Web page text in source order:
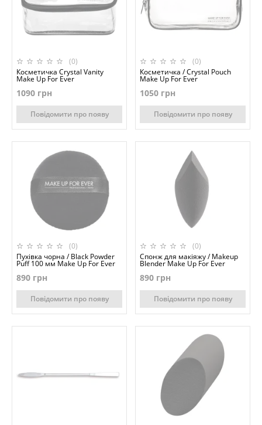
(0)
Косметичка Crystal Vanity
Make Up For Ever
1090 грн
Повідомити про появу
(0)
Косметичка / Crystal Pouch
Make Up For Ever
1050 грн
Повідомити про появу
(0)
Пухівка чорна / Black Powder
Puff 100 мм Make Up For Ever
890 грн
Повідомити про появу
(0)
Cпонж для макіяжу / Makeup
Blender Make Up For Ever
890 грн
Повідомити про появу